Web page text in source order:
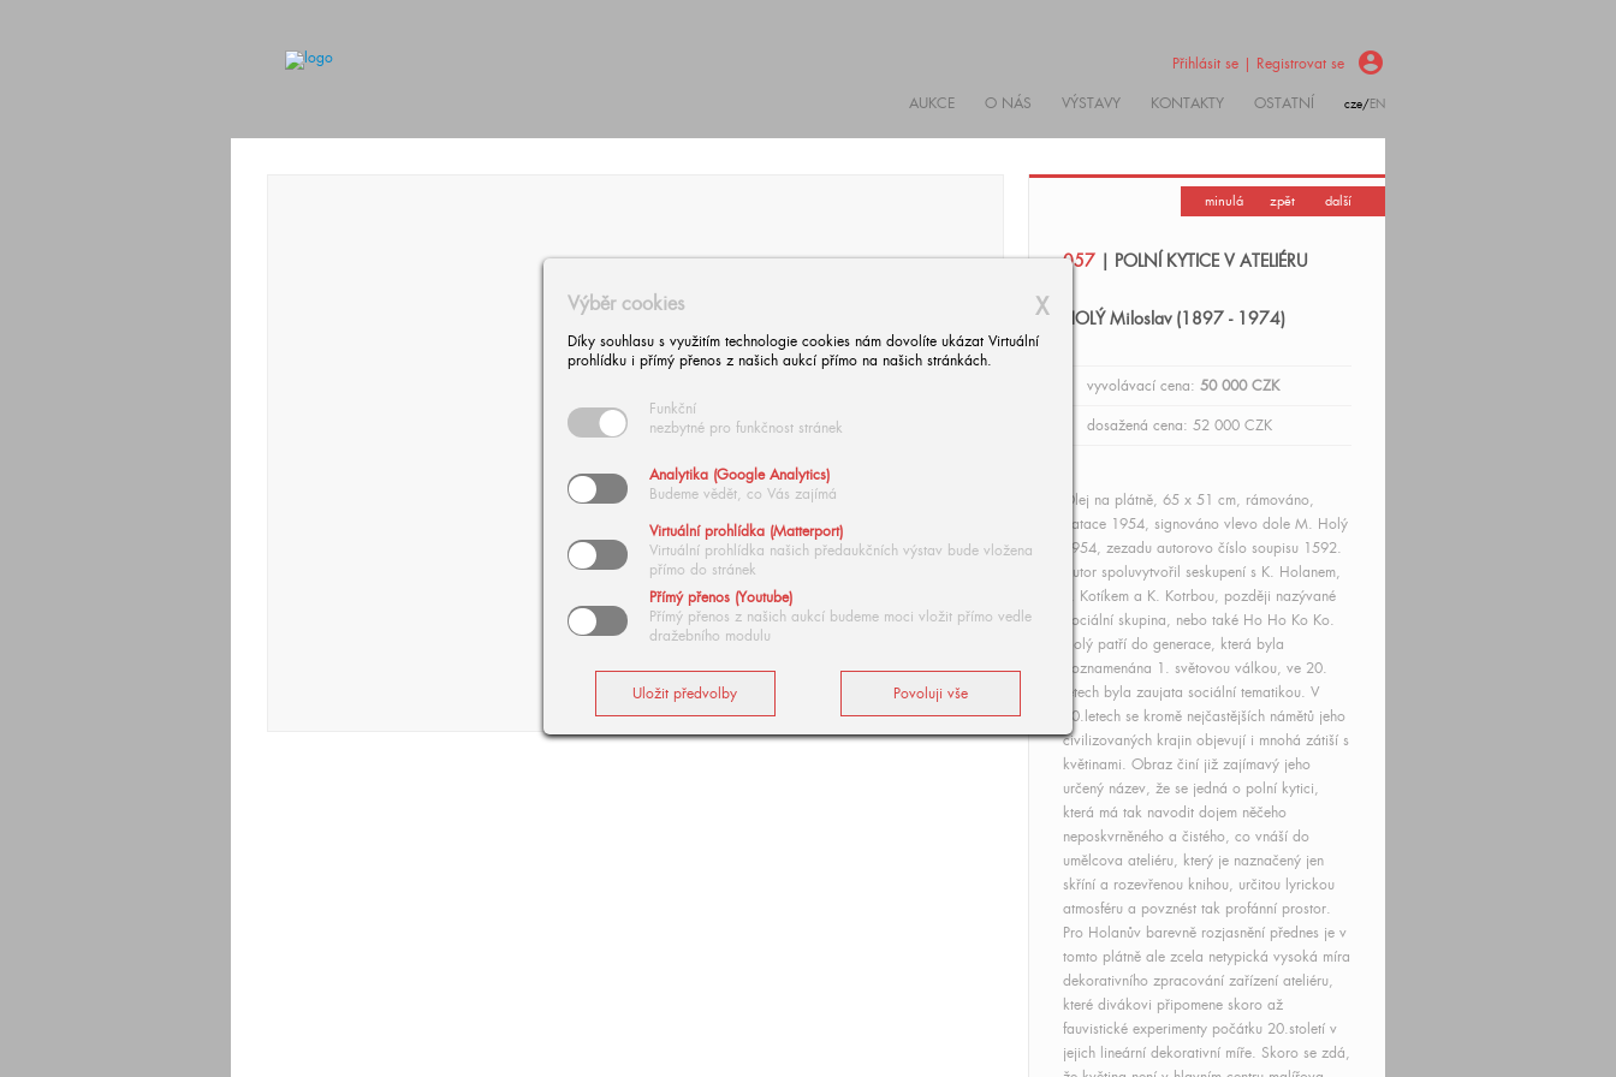
Přihlásit se | Registrovat se account_circle
AUKCE O NÁS VÝSTAVY KONTAKTY OSTATNÍ cze/EN
X
Výběr cookies
Díky souhlasu s využitím technologie cookies nám dovolíte ukázat Virtuální
prohlídku i přímý přenos z našich aukcí přímo na našich stránkách.
Funkční
nezbytné pro funkčnost stránek
Analytika (Google Analytics)
Budeme vědět, co Vás zajímá
Virtuální prohlídka (Matterport)
Virtuální prohlídka našich předaukčních výstav bude vložena
přímo do stránek
Přímý přenos (Youtube)
Přímý přenos z našich aukcí budeme moci vložit přímo vedle
dražebního modulu
minulá zpět další
057 | POLNÍ KYTICE V ATELIÉRU
HOLÝ Miloslav (1897 - 1974)
vyvolávací cena:50 000 CZK
dosažená cena: 52 000 CZK
Olej na plátně, 65 x 51 cm, rámováno,
datace 1954, signováno vlevo dole M. Holý
1954, zezadu autorovo číslo soupisu 1592.
Autor spoluvytvořil seskupení s K. Holanem,
P. Kotíkem a K. Kotrbou, později nazývané
Sociální skupina, nebo také Ho Ho Ko Ko.
Holý patří do generace, která byla
poznamenána 1. světovou válkou, ve 20.
letech byla zaujata sociální tematikou. V
50.letech se kromě nejčastějších námětů jeho
civilizovaných krajin objevují i mnohá zátiší s
květinami. Obraz činí již zajímavý jeho
určený název, že se jedná o polní kytici,
která má tak navodit dojem něčeho
neposkvrněného a čistého, co vnáší do
umělcova ateliéru, který je naznačený jen
skříní a rozevřenou knihou, určitou lyrickou
atmosféru a povznést tak profánní prostor.
Pro Holanův barevně rozjasnění přednes je v
tomto plátně ale zcela netypická vysoká míra
dekorativního zpracování zařízení ateliéru,
které divákovi připomene skoro až
fauvistické experimenty počátku 20.století v
jejich lineární dekorativní míře. Skoro se zdá,